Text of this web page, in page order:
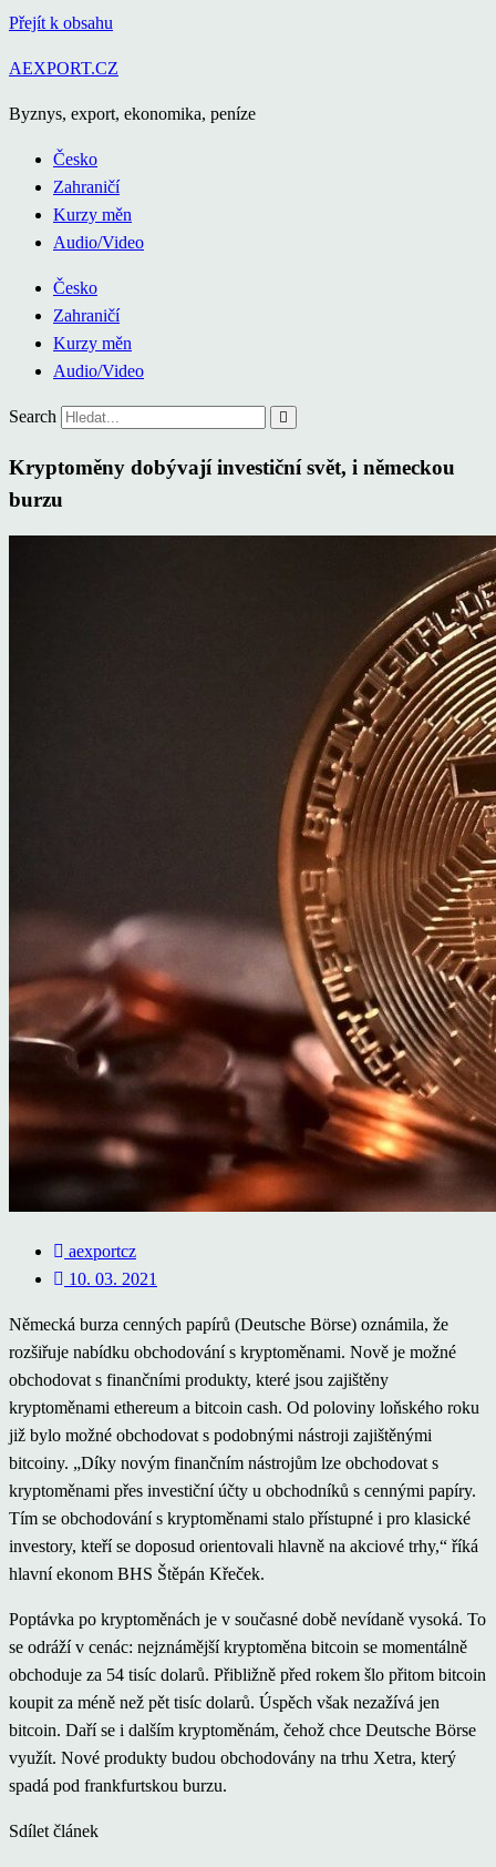
Přejít k obsahu
AEXPORT.CZ
Byznys, export, ekonomika, peníze
Česko
Zahraničí
Kurzy měn
Audio/Video
Česko
Zahraničí
Kurzy měn
Audio/Video
Search
Kryptoměny dobývají investiční svět, i německou
burzu
aexportcz
10. 03. 2021
Německá burza cenných papírů (Deutsche Börse) oznámila, že
rozšiřuje nabídku obchodování s kryptoměnami. Nově je možné
obchodovat s finančními produkty, které jsou zajištěny
kryptoměnami ethereum a bitcoin cash. Od poloviny loňského roku
již bylo možné obchodovat s podobnými nástroji zajištěnými
bitcoiny. „Díky novým finančním nástrojům lze obchodovat s
kryptoměnami přes investiční účty u obchodníků s cennými papíry.
Tím se obchodování s kryptoměnami stalo přístupné i pro klasické
investory, kteří se doposud orientovali hlavně na akciové trhy,“ říká
hlavní ekonom BHS Štěpán Křeček.
Poptávka po kryptoměnách je v současné době nevídaně vysoká. To
se odráží v cenác: nejznámější kryptoměna bitcoin se momentálně
obchoduje za 54 tisíc dolarů. Přibližně před rokem šlo přitom bitcoin
koupit za méně než pět tisíc dolarů. Úspěch však nezažívá jen
bitcoin. Daří se i dalším kryptoměnám, čehož chce Deutsche Börse
využít. Nové produkty budou obchodovány na trhu Xetra, který
spadá pod frankfurtskou burzu.
Sdílet článek